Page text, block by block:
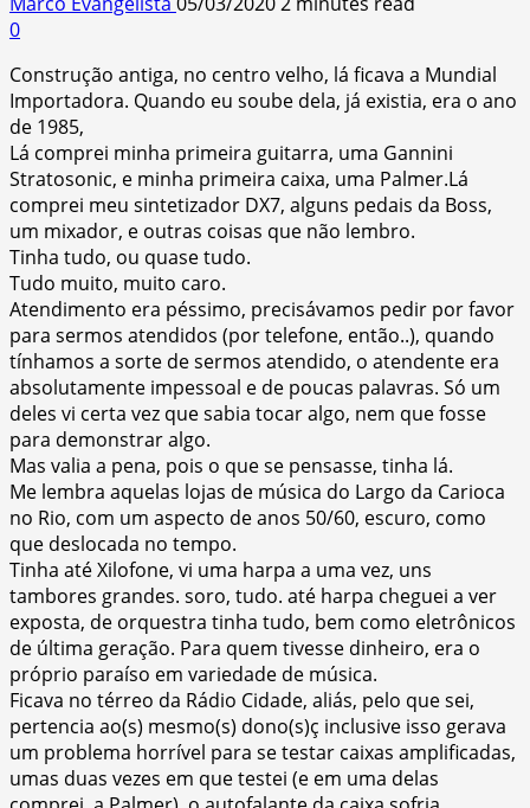
0
Construção antiga, no centro velho, lá ficava a Mundial
Importadora. Quando eu soube dela, já existia, era o ano
de 1985,
Lá comprei minha primeira guitarra, uma Gannini
Stratosonic, e minha primeira caixa, uma Palmer.Lá
comprei meu sintetizador DX7, alguns pedais da Boss,
um mixador, e outras coisas que não lembro.
Tinha tudo, ou quase tudo.
Tudo muito, muito caro.
Atendimento era péssimo, precisávamos pedir por favor
para sermos atendidos (por telefone, então..), quando
tínhamos a sorte de sermos atendido, o atendente era
absolutamente impessoal e de poucas palavras. Só um
deles vi certa vez que sabia tocar algo, nem que fosse
para demonstrar algo.
Mas valia a pena, pois o que se pensasse, tinha lá.
Me lembra aquelas lojas de música do Largo da Carioca
no Rio, com um aspecto de anos 50/60, escuro, como
que deslocada no tempo.
Tinha até Xilofone, vi uma harpa a uma vez, uns
tambores grandes. soro, tudo. até harpa cheguei a ver
exposta, de orquestra tinha tudo, bem como eletrônicos
de última geração. Para quem tivesse dinheiro, era o
próprio paraíso em variedade de música.
Ficava no térreo da Rádio Cidade, aliás, pelo que sei,
pertencia ao(s) mesmo(s) dono(s)ç inclusive isso gerava
um problema horrível para se testar caixas amplificadas,
umas duas vezes em que testei (e em uma delas